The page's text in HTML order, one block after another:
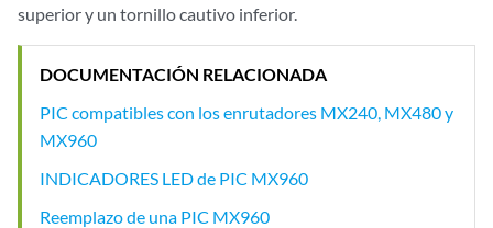
superior y un tornillo cautivo inferior.
DOCUMENTACIÓN RELACIONADA
PIC compatibles con los enrutadores MX240, MX480 y
MX960
INDICADORES LED de PIC MX960
Reemplazo de una PIC MX960